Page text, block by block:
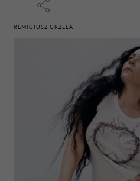
REMIGIUSZ GRZELA